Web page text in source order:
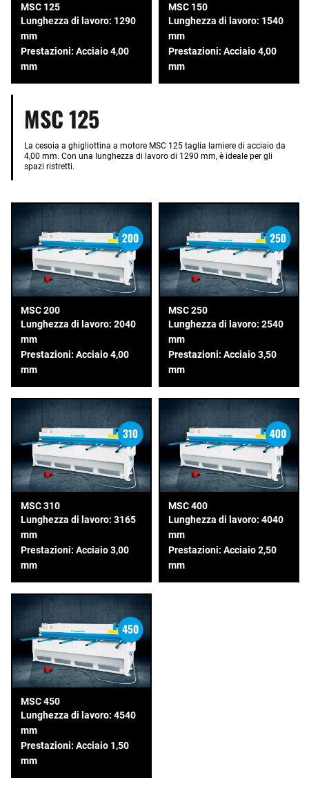
MSC 125
Lunghezza di lavoro: 1290
mm
Prestazioni: Acciaio 4,00
mm
MSC 150
Lunghezza di lavoro: 1540
mm
Prestazioni: Acciaio 4,00
mm
MSC 125
La cesoia a ghigliottina a motore MSC 125 taglia lamiere di acciaio da
4,00 mm. Con una lunghezza di lavoro di 1290 mm, è ideale per gli
spazi ristretti.
MSC 200
Lunghezza di lavoro: 2040
mm
Prestazioni: Acciaio 4,00
mm
MSC 250
Lunghezza di lavoro: 2540
mm
Prestazioni: Acciaio 3,50
mm
MSC 310
Lunghezza di lavoro: 3165
mm
Prestazioni: Acciaio 3,00
mm
MSC 400
Lunghezza di lavoro: 4040
mm
Prestazioni: Acciaio 2,50
mm
MSC 450
Lunghezza di lavoro: 4540
mm
Prestazioni: Acciaio 1,50
mm